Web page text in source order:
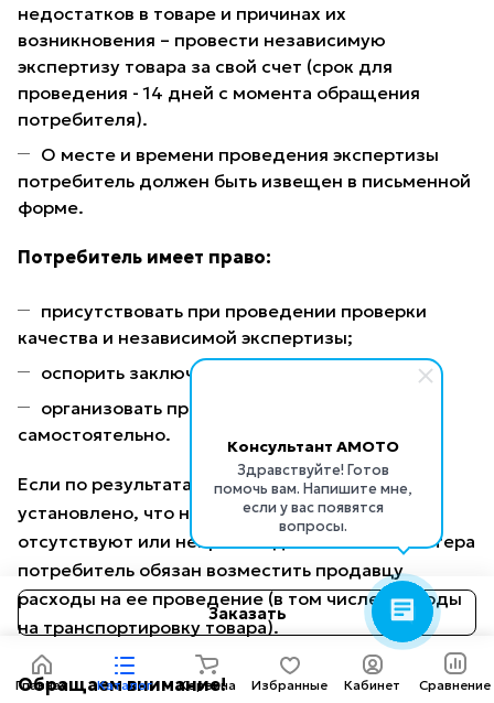
Консультант AMOTO
Здравствуйте! Готов
помочь вам. Напишите мне,
если у вас появятся
вопросы.
Заказать
недостатков в товаре и причинах их
возникновения – провести независимую
экспертизу товара за свой счет (срок для
проведения - 14 дней с момента обращения
потребителя).
О месте и времени проведения экспертизы
потребитель должен быть извещен в письменной
форме.
Потребитель имеет право:
присутствовать при проведении проверки
качества и независимой экспертизы;
оспорить заключение экспертизы в суде;
организовать проведение экспертизы
самостоятельно.
Если по результатам экспертизы будет
установлено, что недостатки в товаре
отсутствуют или непроизводственного характера
потребитель обязан возместить продавцу
расходы на ее проведение (в том числе расходы
на транспортировку товара).
Обращаем внимание!
Главная Каталог Корзина Избранные Кабинет Сравнение